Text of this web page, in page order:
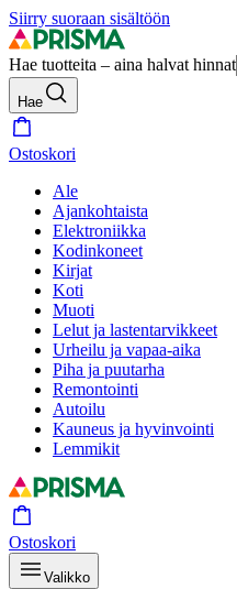
Siirry suoraan sisältöön
Hae tuotteita – aina halvat hinnat
Hae
Ostoskori
Ale
Ajankohtaista
Elektroniikka
Kodinkoneet
Kirjat
Koti
Muoti
Lelut ja lastentarvikkeet
Urheilu ja vapaa-aika
Piha ja puutarha
Remontointi
Autoilu
Kauneus ja hyvinvointi
Lemmikit
Ostoskori
Valikko